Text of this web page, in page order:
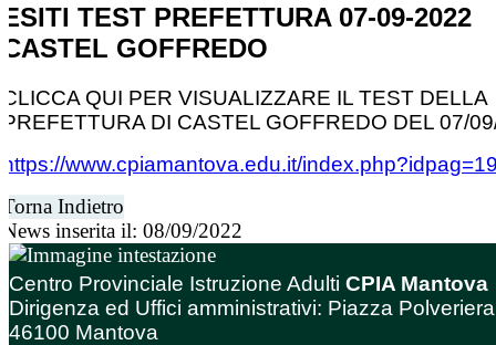
ESITI TEST PREFETTURA 07-09-2022
CASTEL GOFFREDO
CLICCA QUI PER VISUALIZZARE IL TEST DELLA
PREFETTURA DI CASTEL GOFFREDO DEL 07/
https://www.cpiamantova.edu.it/
Torna Indietro
News inserita il: 08/09/2022
Centro Provinciale Istruzione Adulti CPIA Mantova
Dirigenza ed Uffici amministrativi: Piazza
46100 Mantova